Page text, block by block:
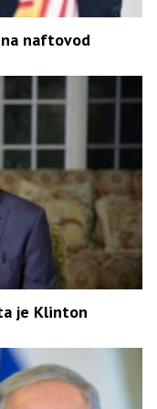
naftovod
je Klinton